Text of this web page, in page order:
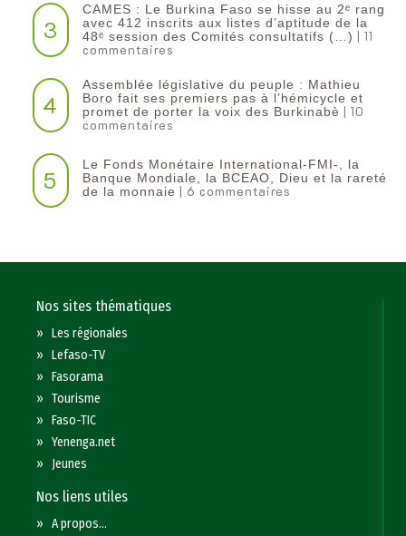
3
CAMES : Le Burkina Faso se hisse au 2ᵉ rang
avec 412 inscrits aux listes d’aptitude de la
48ᵉ session des Comités consultatifs (…) | 11
commentaires
4
Assemblée législative du peuple : Mathieu
Boro fait ses premiers pas à l’hémicycle et
promet de porter la voix des Burkinabè | 10
commentaires
5
Le Fonds Monétaire International-FMI-, la
Banque Mondiale, la BCEAO, Dieu et la rareté
de la monnaie | 6 commentaires
Nos sites thématiques
»Les régionales
»Lefaso-TV
»Fasorama
»Tourisme
»Faso-TIC
»Yenenga.net
» Jeunes
Nos liens utiles
»A propos...